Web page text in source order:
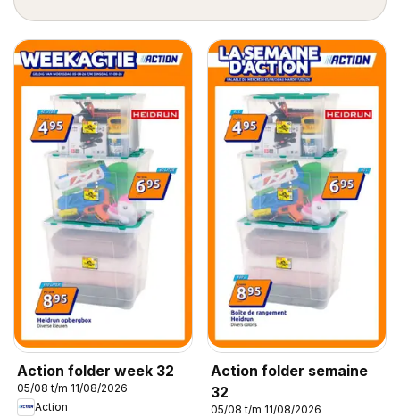
Action folder week 32
05/08 t/m 11/08/2026
Action
Action folder semaine
32
05/08 t/m 11/08/2026